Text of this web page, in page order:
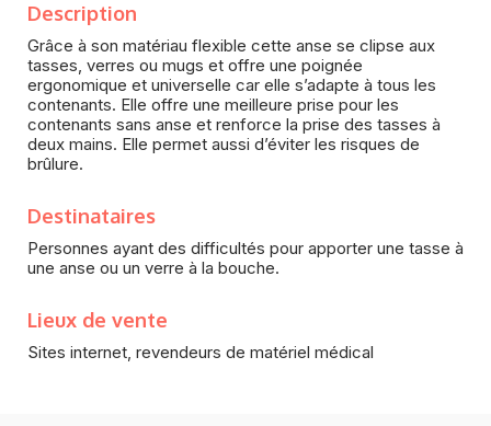
Description
Grâce à son matériau flexible cette anse se clipse aux
tasses, verres ou mugs et offre une poignée
ergonomique et universelle car elle s’adapte à tous les
contenants. Elle offre une meilleure prise pour les
contenants sans anse et renforce la prise des tasses à
deux mains. Elle permet aussi d’éviter les risques de
brûlure.
Destinataires
Personnes ayant des difficultés pour apporter une tasse à
une anse ou un verre à la bouche.
Lieux de vente
Sites internet, revendeurs de matériel médical